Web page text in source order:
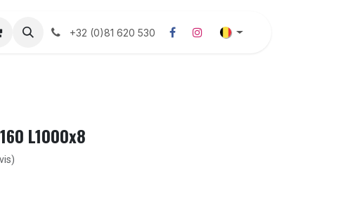
Consommables viticole Désherbage
+32 (0)81 620 530
L1000x8